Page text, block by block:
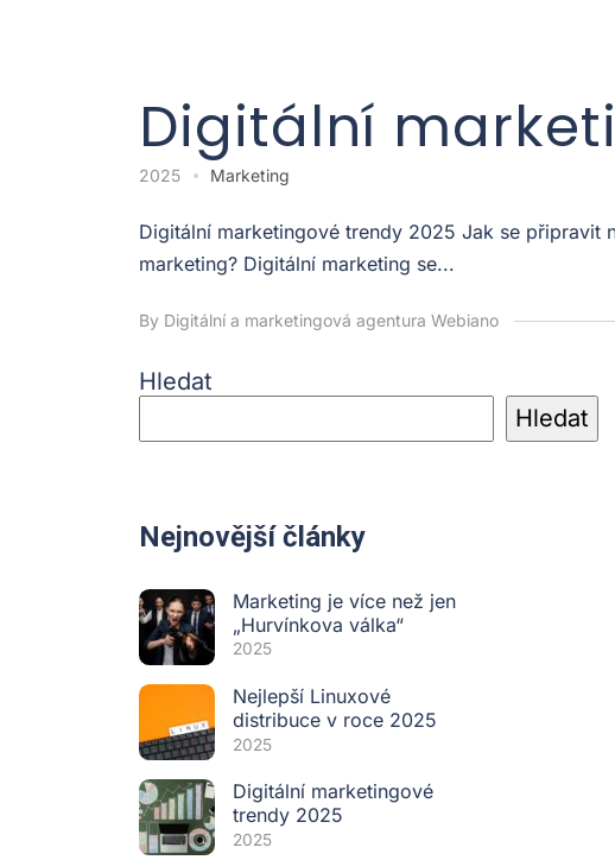
Digitální
2025 Marketing
Digitální marketingové trendy 2025 Jak se připravit
marketing? Digitální marketing se...
By Digitální a marketingová agentura Webiano
Hledat
Hledat
Nejnovější články
Marketing je více než jen
„Hurvínkova válka“
2025
Nejlepší Linuxové
distribuce v roce 2025
2025
Digitální marketingové
trendy 2025
2025